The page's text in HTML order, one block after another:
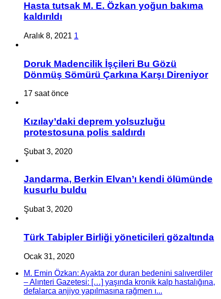
Hasta tutsak M. E. Özkan yoğun bakıma
kaldırıldı
Aralık 8, 2021 1
Doruk Madencilik İşçileri Bu Gözü
Dönmüş Sömürü Çarkına Karşı Direniyor
17 saat önce
Kızılay’daki deprem yolsuzluğu
protestosuna polis saldırdı
Şubat 3, 2020
Jandarma, Berkin Elvan’ı kendi ölümünde
kusurlu buldu
Şubat 3, 2020
Türk Tabipler Birliği yöneticileri gözaltında
Ocak 31, 2020
M. Emin Özkan: Ayakta zor duran bedenini salıverdiler
– Alınteri Gazetesi: […] yaşında kronik kalp hastalığına,
defalarca anjiyo yapılmasına rağmen ı...